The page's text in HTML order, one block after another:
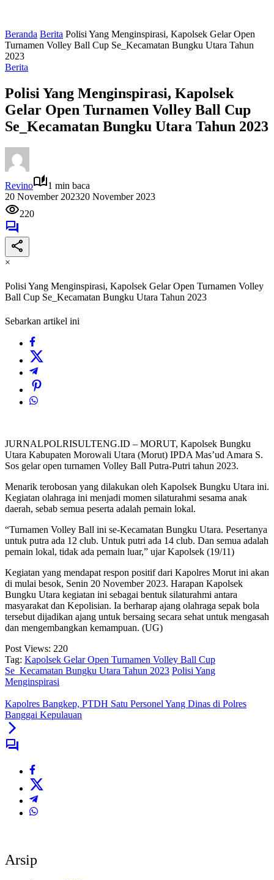
Beranda Berita Polisi Yang Menginspirasi, Kapolsek Gelar Open
Turnamen Volley Ball Cup Se_Kecamatan Bungku Utara Tahun
2023
Berita
Polisi Yang Menginspirasi, Kapolsek
Gelar Open Turnamen Volley Ball Cup
Se_Kecamatan Bungku Utara Tahun 2023
Revino
1 min baca
20 November 202320 November 2023
220
×
Polisi Yang Menginspirasi, Kapolsek Gelar Open Turnamen Volley
Ball Cup Se_Kecamatan Bungku Utara Tahun 2023
Sebarkan artikel ini
JURNALPOLRISULTENG.ID – MORUT, Kapolsek Bungku
Utara Kabupaten Morowali Utara (Morut) IPDA Mas’ud Amara S.
Sos gelar open turnamen Volley Ball Putra-Putri tahun 2023.
Menarik terobosan yang dilakukan oleh Kapolsek Bungku Utara ini.
Kegiatan olahraga ini menjadi momen silaturahmi sesama anak
daerah, sebab semua peserta adalah pemain lokal.
“Turnamen Volley Ball ini se-Kecamatan Bungku Utara. Pesertanya
untuk putra ada 12 club. Untuk putri ada 14 club. Dan semua adalah
pemain lokal, tidak ada pemain luar,” ujar Kapolsek (19/11)
Kegiatan yang mendapat respon positif dari Kapolres Morut ini akan
di mulai besok, Senin 20 November 2023. Harapan Kapolsek
Bungku Utara kegiatan ini sebagai bentuk silaturahmi antara
masyarakat dan Kepolisian. Ia berharap ajang olahraga sepak bola
tersebut dijadikan ajang untuk bersaing secara sehat untuk mengasah
dan mengembangkan kemampuan. (UG)
Post Views: 220
Tag: Kapolsek Gelar Open Turnamen Volley Ball Cup
Se_Kecamatan Bungku Utara Tahun 2023 Polisi Yang
Menginspirasi
Kapolres Bangkep, PTDH Satu Personel Yang Dinas di Polres
Banggai Kepulauan
Arsip